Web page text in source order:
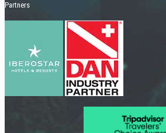
Partners